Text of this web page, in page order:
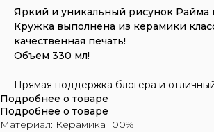
Яркий и уникальный рисунок Райма
Кружка выполнена из керамики
качественная печать!
Объем 330 мл!
Прямая поддержка блогера и
Подробнее о товаре
Подробнее о товаре
Материал: Керамика 100%